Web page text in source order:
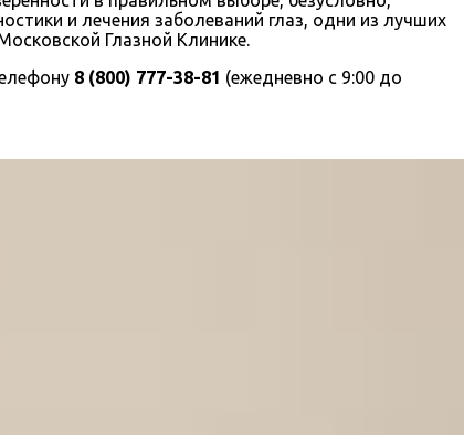
и лечения заболеваний глаз, одни из лучших
Глазной Клинике.
8 (800) 777-38-81 (ежедневно с 9:00 до